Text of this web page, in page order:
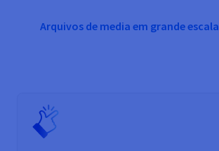
Arquivos de media em grande escala